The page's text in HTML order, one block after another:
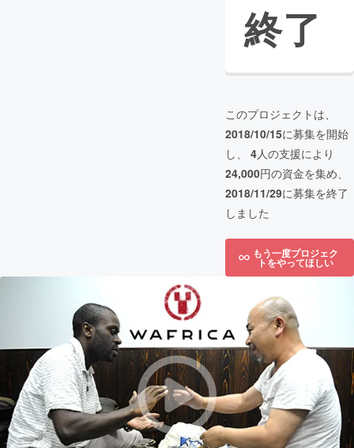
終了
このプロジェクトは、
2018/10/15に募集を開始
し、 4人の支援により
24,000円の資金を集め、
2018/11/29に募集を終了
しました
もう一度プロジェク
トをやってほしい